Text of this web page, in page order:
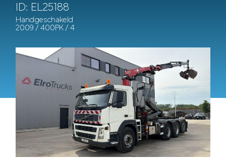
ID: EL25188
Handgeschakeld
2009 / 400PK / 4